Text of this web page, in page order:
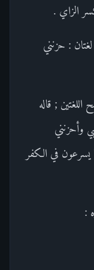
الزاي .
: حزنني
; قاله
وأحزنني
يسرعون في الكفر
: